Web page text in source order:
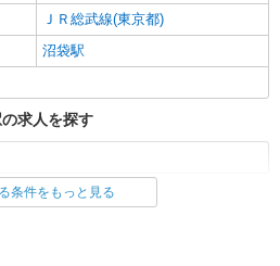
ＪＲ総武線(東京都)
沼袋駅
求人を探す
駅の求人を探す
条件をもっと見る